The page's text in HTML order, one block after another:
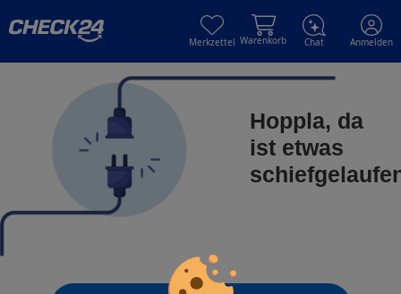
Merkzettel Warenkorb Chat Anmelden
Hoppla, da
ist etwas